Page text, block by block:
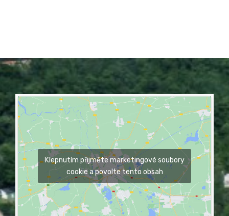
Klepnutím přijměte marketingové soubory
cookie a povolte tento obsah